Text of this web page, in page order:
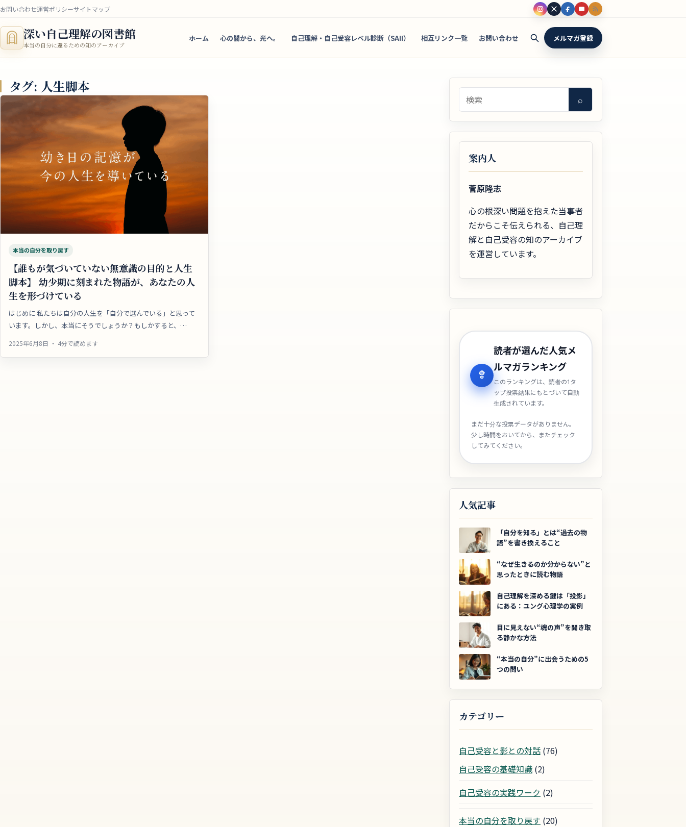
お問い合わせ運営ポリシーサイトマップ
深い自己理解の図書館
本当の自分に還るための知のアーカイブ
ホーム 心の闇から、光へ。 自己理解・自己受容レベル診断（SAII） 相互リンク一覧 お問い合わせ メルマガ登録
タグ: 人生脚本
本当の自分を取り戻す
【誰もが気づいていない無意識の目的と人生
脚本】 幼少期に刻まれた物語が、あなたの人
生を形づけている
はじめに 私たちは自分の人生を「自分で選んでいる」と思って
います。しかし、本当にそうでしょうか？もしかすると、…
2025年6月8日 ・ 4分で読めます
検索 ⌕
案内人
菅原隆志
心の根深い問題を抱えた当事者
だからこそ伝えられる、自己理
解と自己受容の知のアーカイブ
を運営しています。
読者が選んだ人気メ
ルマガランキング
このランキングは、読者の1タ
ップ投票結果にもとづいて自動
生成されています。
まだ十分な投票データがありません。
少し時間をおいてから、またチェック
してみてください。
人気記事
「自分を知る」とは“過去の物
語”を書き換えること
“なぜ生きるのか分からない”と
思ったときに読む物語
自己理解を深める鍵は「投影」
にある：ユング心理学の実例
目に見えない“魂の声”を聞き取
る静かな方法
“本当の自分”に出会うための5
つの問い
カテゴリー
自己受容と影との対話 (76)
自己受容の基礎知識 (2)
自己受容の実践ワーク (2)
本当の自分を取り戻す (20)